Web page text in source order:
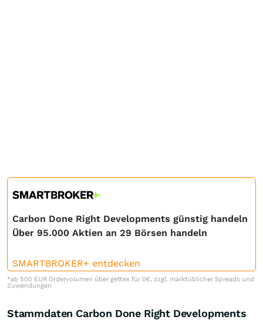
Carbon Done Right Developments günstig handeln
Über 95.000 Aktien an 29 Börsen handeln
SMARTBROKER+ entdecken
*ab 500 EUR Ordervolumen über gettex für 0€, zzgl. marktüblicher Spreads und
Zuwendungen
Stammdaten Carbon Done Right Developments